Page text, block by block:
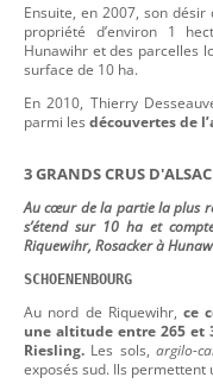
Ensuite, en 2007, son désir
propriété d’environ 1
Hunawihr et des parcelles
surface de 10 ha.
En 2010, Thierry
parmi les découvertes de
3 GRANDS CRUS
Au cœur de la partie la plus
s’étend sur 10 ha et
Riquewihr, Rosacker à
SCHOENENBOURG
Au nord de Riquewihr,ce
une altitude entre 265 et
Riesling. Les sols, argilo-
exposés sud. Ils